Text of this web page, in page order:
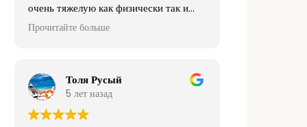
очень тяжелую как физически так и
морально работу.
Прочитайте больше
Толя Русый
5 лет назад